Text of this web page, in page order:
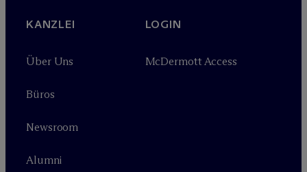
KANZLEI
Über Uns
Büros
Newsroom
Alumni
LOGIN
McDermott Access